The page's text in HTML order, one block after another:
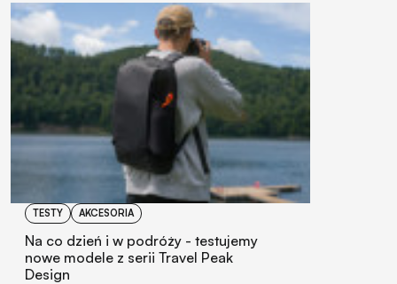
TESTY AKCESORIA
Na co dzień i w podróży - testujemy
nowe modele z serii Travel Peak
Design